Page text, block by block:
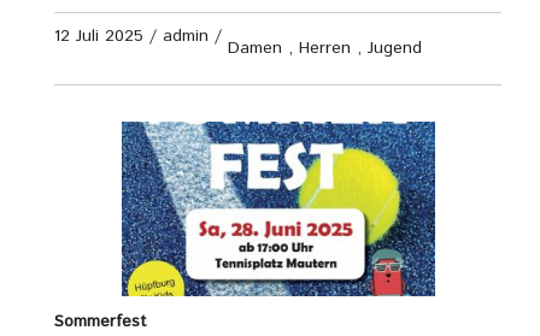
12 Juli 2025 / admin / Damen , Herren , Jugend
Sommerfest